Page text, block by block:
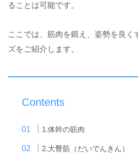
ることは可能です。
ここでは、筋肉を鍛え、姿勢を良く
ズをご紹介します。
Contents
1.体幹の筋肉
2.大臀筋（だいでんきん）